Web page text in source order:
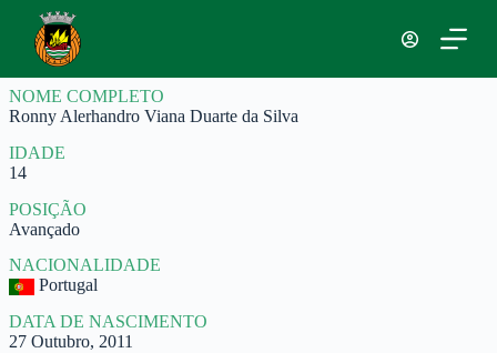
a
r
p
r
a
o
c
o
n
t
e
ú
d
NOME COMPLETO
Ronny Alerhandro Viana Duarte da Silva
IDADE
14
POSIÇÃO
Avançado
NACIONALIDADE
Portugal
DATA DE NASCIMENTO
27 Outubro, 2011